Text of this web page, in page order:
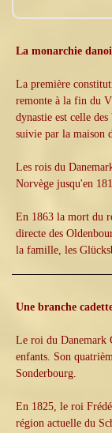
La monarchie
La première
remonte à la fin du
dynastie est celle
suivie par la maison
Les rois du
Norvège jusqu'en
En 1863 la mort du
directe des
la famille, les
Une branche
Le roi du Danemark
enfants. Son
Sonderbourg.
En 1825, le roi
région actuelle du